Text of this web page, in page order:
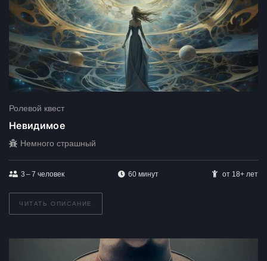
Ролевой квест
Невидимое
Немного страшный
3 – 7 человек 60 минут от 18+ лет
ЧИТАТЬ ОПИСАНИЕ